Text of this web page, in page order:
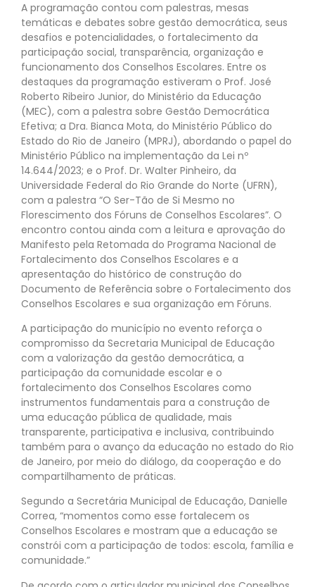
A programação contou com palestras, mesas
temáticas e debates sobre gestão democrática, seus
desafios e potencialidades, o fortalecimento da
participação social, transparência, organização e
funcionamento dos Conselhos Escolares. Entre os
destaques da programação estiveram o Prof. José
Roberto Ribeiro Junior, do Ministério da Educação
(MEC), com a palestra sobre Gestão Democrática
Efetiva; a Dra. Bianca Mota, do Ministério Público do
Estado do Rio de Janeiro (MPRJ), abordando o papel do
Ministério Público na implementação da Lei nº
14.644/2023; e o Prof. Dr. Walter Pinheiro, da
Universidade Federal do Rio Grande do Norte (UFRN),
com a palestra “O Ser-Tão de Si Mesmo no
Florescimento dos Fóruns de Conselhos Escolares”. O
encontro contou ainda com a leitura e aprovação do
Manifesto pela Retomada do Programa Nacional de
Fortalecimento dos Conselhos Escolares e a
apresentação do histórico de construção do
Documento de Referência sobre o Fortalecimento dos
Conselhos Escolares e sua organização em Fóruns.
A participação do município no evento reforça o
compromisso da Secretaria Municipal de Educação
com a valorização da gestão democrática, a
participação da comunidade escolar e o
fortalecimento dos Conselhos Escolares como
instrumentos fundamentais para a construção de
uma educação pública de qualidade, mais
transparente, participativa e inclusiva, contribuindo
também para o avanço da educação no estado do Rio
de Janeiro, por meio do diálogo, da cooperação e do
compartilhamento de práticas.
Segundo a Secretária Municipal de Educação, Danielle
Correa, “momentos como esse fortalecem os
Conselhos Escolares e mostram que a educação se
constrói com a participação de todos: escola, família e
comunidade.”